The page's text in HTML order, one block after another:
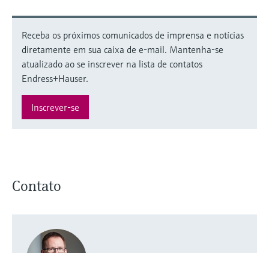
Receba os próximos comunicados de imprensa e notícias
diretamente em sua caixa de e-mail. Mantenha-se
atualizado ao se inscrever na lista de contatos
Endress+Hauser.
Inscrever-se
Contato